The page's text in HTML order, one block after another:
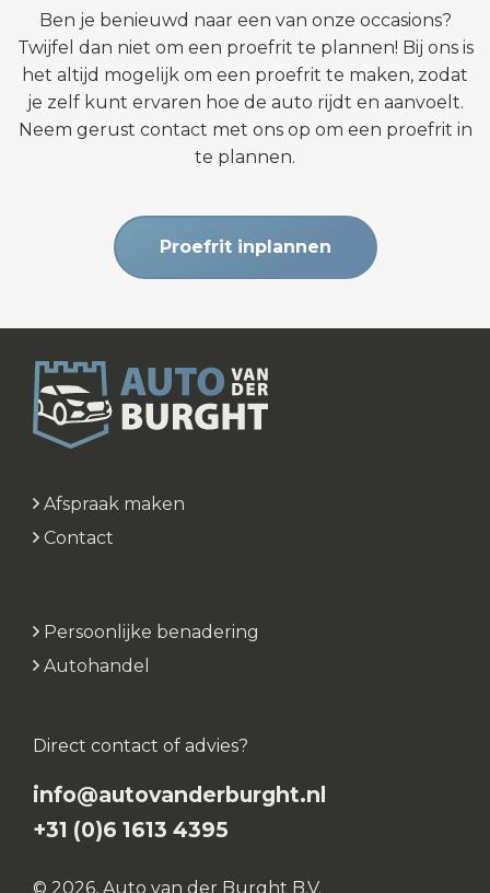
Ben je benieuwd naar een van onze occasions?
Twijfel dan niet om een proefrit te plannen! Bij ons is
het altijd mogelijk om een proefrit te maken, zodat
je zelf kunt ervaren hoe de auto rijdt en aanvoelt.
Neem gerust contact met ons op om een proefrit in
te plannen.
Proefrit inplannen
Afspraak maken
Contact
Persoonlijke benadering
Autohandel
Direct contact of advies?
info@autovanderburght.nl
+31 (0)6 1613 4395
© 2026, Auto van der Burght B.V.